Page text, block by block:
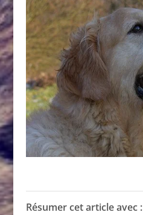
Résumer cet article avec :